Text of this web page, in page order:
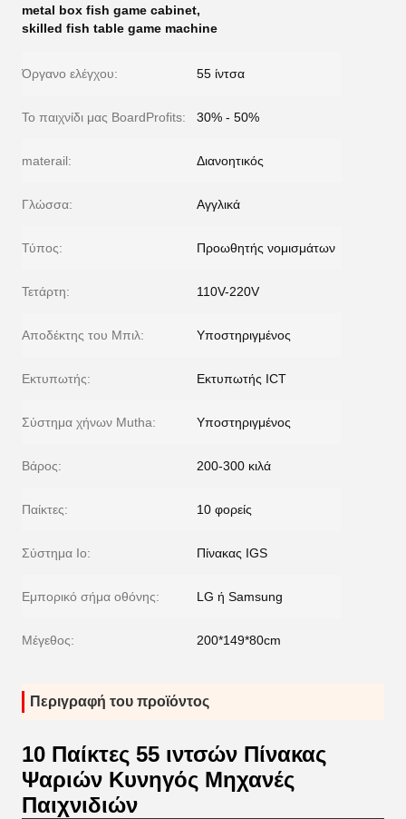
metal box fish game cabinet,
skilled fish table game machine
Όργανο ελέγχου: 55 ίντσα
Το παιχνίδι μας BoardProfits: 30% - 50%
materail: Διανοητικός
Γλώσσα: Αγγλικά
Τύπος: Προωθητής νομισμάτων
Τετάρτη: 110V-220V
Αποδέκτης του Μπιλ: Υποστηριγμένος
Εκτυπωτής: Εκτυπωτής ICT
Σύστημα χήνων Mutha: Υποστηριγμένος
Βάρος: 200-300 κιλά
Παίκτες: 10 φορείς
Σύστημα Io: Πίνακας IGS
Εμπορικό σήμα οθόνης: LG ή Samsung
Μέγεθος: 200*149*80cm
Περιγραφή του προϊόντος
10 Παίκτες 55 ιντσών Πίνακας
Ψαριών Κυνηγός Μηχανές
Παιχνιδιών